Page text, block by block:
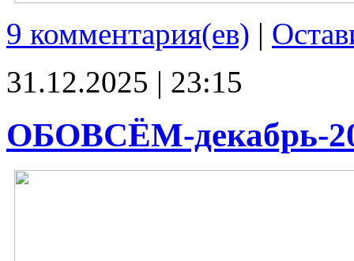
9 комментария(ев) |
31.12.2025 | 23:15
ОБОВСЁМ-декабрь-